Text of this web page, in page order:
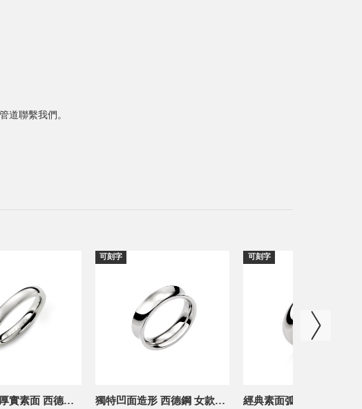
道聯繫我們。
簡單就是美厚實素面 西德鋼 好幸運尾戒-官網限定
可刻字
獨特凹面造形 西德鋼 女款戒指-官網限定
可刻字